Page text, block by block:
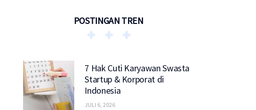
POSTINGAN TREN
7 Hak Cuti Karyawan Swasta
Startup & Korporat di
Indonesia
JULI 6, 2026